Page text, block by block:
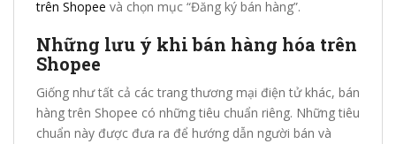
trên Shopee và chọn mục “Đăng ký bán hàng”.
Những lưu ý khi bán hàng hóa trên
Shopee
Giống như tất cả các trang thương mại điện tử khác, bán
hàng trên Shopee có những tiêu chuẩn riêng. Những tiêu
chuẩn này được đưa ra để hướng dẫn người bán và